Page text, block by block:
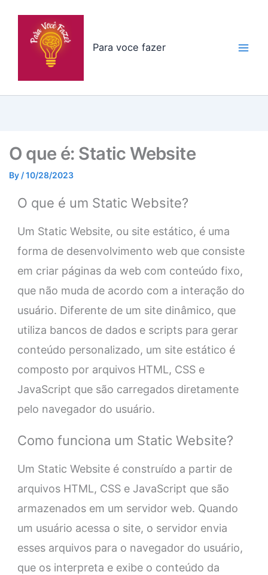
Para voce fazer
O que é: Static Website
By /10/28/2023
O que é um Static Website?
Um Static Website, ou site estático, é uma
forma de desenvolvimento web que consiste
em criar páginas da web com conteúdo fixo,
que não muda de acordo com a interação do
usuário. Diferente de um site dinâmico, que
utiliza bancos de dados e scripts para gerar
conteúdo personalizado, um site estático é
composto por arquivos HTML, CSS e
JavaScript que são carregados diretamente
pelo navegador do usuário.
Como funciona um Static Website?
Um Static Website é construído a partir de
arquivos HTML, CSS e JavaScript que são
armazenados em um servidor web. Quando
um usuário acessa o site, o servidor envia
esses arquivos para o navegador do usuário,
que os interpreta e exibe o conteúdo da